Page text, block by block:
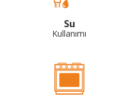
Su
Kullanımı